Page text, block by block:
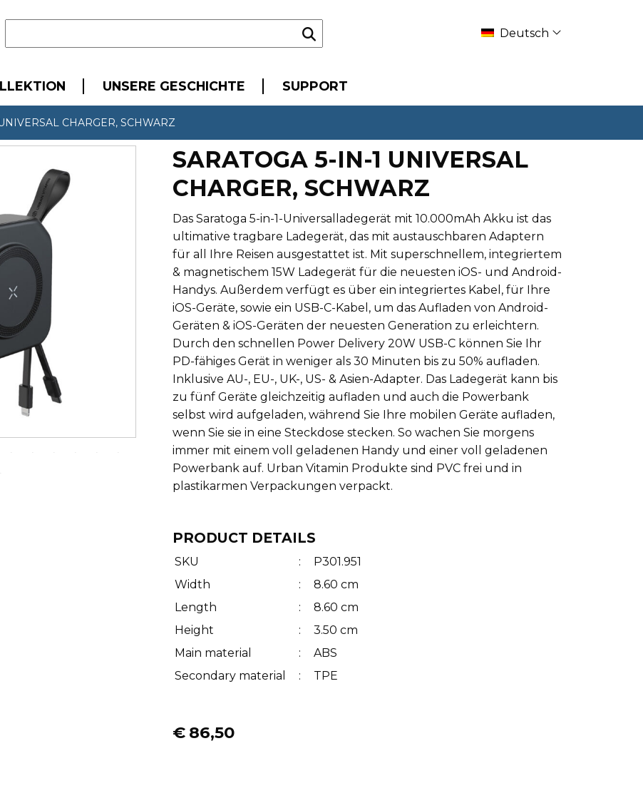
Deutsch
UNSERE GESCHICHTE SUPPORT
CHARGER, SCHWARZ
SARATOGA 5-IN-1 UNIVERSAL
CHARGER, SCHWARZ
Das Saratoga 5-in-1-Universalladegerät mit 10.000mAh Akku ist das
ultimative tragbare Ladegerät, das mit austauschbaren Adaptern
für all Ihre Reisen ausgestattet ist. Mit superschnellem, integriertem
& magnetischem 15W Ladegerät für die neuesten iOS- und Android-
Handys. Außerdem verfügt es über ein integriertes Kabel, für Ihre
iOS-Geräte, sowie ein USB-C-Kabel, um das Aufladen von Android-
Geräten & iOS-Geräten der neuesten Generation zu erleichtern.
Durch den schnellen Power Delivery 20W USB-C können Sie Ihr
PD-fähiges Gerät in weniger als 30 Minuten bis zu 50% aufladen.
Inklusive AU-, EU-, UK-, US- & Asien-Adapter. Das Ladegerät kann bis
zu fünf Geräte gleichzeitig aufladen und auch die Powerbank
selbst wird aufgeladen, während Sie Ihre mobilen Geräte aufladen,
wenn Sie sie in eine Steckdose stecken. So wachen Sie morgens
immer mit einem voll geladenen Handy und einer voll geladenen
Powerbank auf. Urban Vitamin Produkte sind PVC frei und in
plastikarmen Verpackungen verpackt.
PRODUCT DETAILS
SKU :
P301.951
Width
:
8.60 cm
Length
:
8.60 cm
Height
:
3.50 cm
Main material
:
ABS
Secondary material
: TPE
€ 86,50